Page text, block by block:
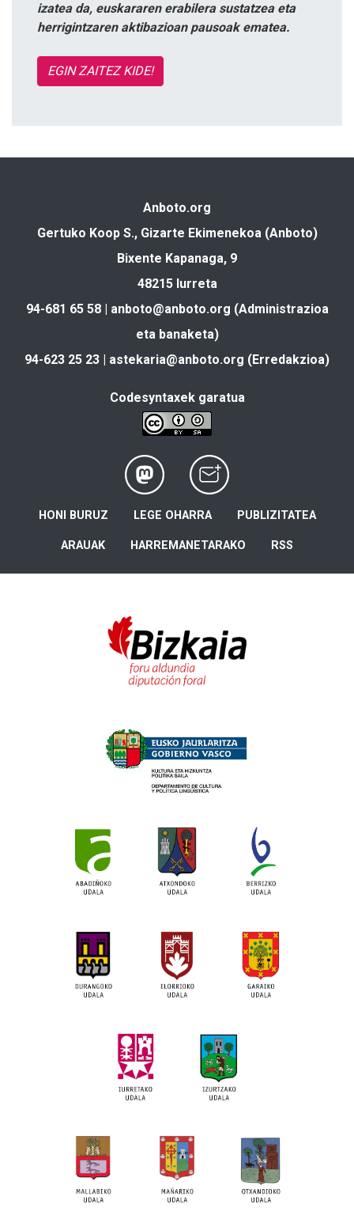
izatea da, euskararen erabilera sustatzea eta
herrigintzaren aktibazioan pausoak ematea.
EGIN ZAITEZ KIDE!
Anboto.org
Gertuko Koop S., Gizarte Ekimenekoa (Anboto)
Bixente Kapanaga, 9
48215 Iurreta
94-681 65 58 | anboto@anboto.org (Administrazioa
eta banaketa)
94-623 25 23 | astekaria@anboto.org (Erredakzioa)
Codesyntaxek garatua
HONI BURUZ LEGE OHARRA PUBLIZITATEA
ARAUAK HARREMANETARAKO RSS